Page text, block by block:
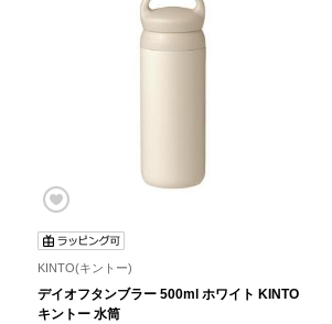
KINTO(キントー)
デイオフタンブラー 500ml ホワイト KINTO
キントー 水筒